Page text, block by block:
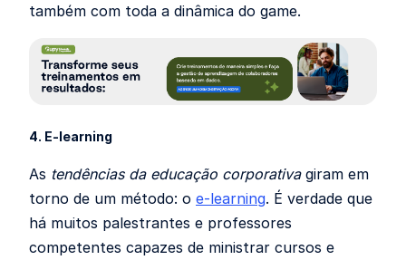
também com toda a dinâmica do game.
4. E-learning
As tendências da educação corporativagiram em
torno de um método: o e-learning. É verdade que
há muitos palestrantes e professores
competentes capazes de ministrar cursos e